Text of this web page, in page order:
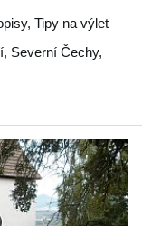
Tipy na výlet
, Severní Čechy,